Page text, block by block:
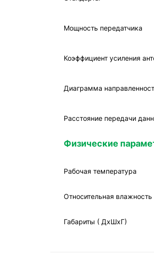
Мощность передатчика
Коэффициент усиления
Диаграмма
Расстояние передачи
Физические
Рабочая температура
Относительная влажность
Габариты ( ДхШхГ)